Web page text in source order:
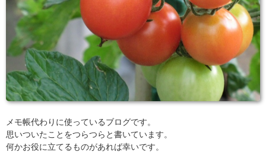
メモ帳代わりに使っているブログです。
思いついたことをつらつらと書いています。
何かお役に立てるものがあれば幸いです。